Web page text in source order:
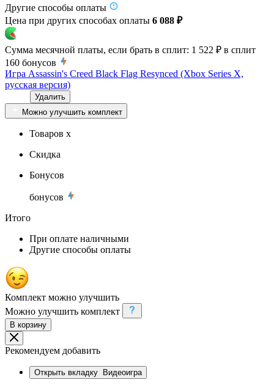
Другие способы оплаты
Цена при других способах оплаты 6 088 ₽
Сумма месячной платы, если брать в сплит: 1 522 ₽ в сплит
160 бонусов
Игра Assassin's Creed Black Flag Resynced (Xbox Series X,
русская версия)
Удалить
Можно улучшить комплект
Товаров x
Скидка
Бонусов
бонусов
Итого
При оплате наличными
Другие способы оплаты
Комплект можно улучшить
Можно улучшить комплект
В корзину
Рекомендуем добавить
Открыть вкладку Видеоигра